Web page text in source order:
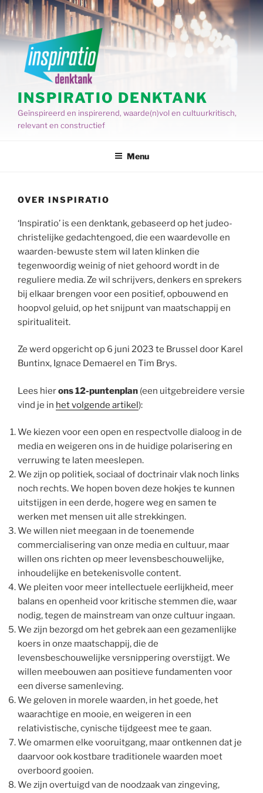
Spring
naar
de
inhoud
INSPIRATIO DENKTANK
Geïnspireerd en inspirerend, waarde(n)vol en cultuurkritisch,
relevant en constructief
Menu
OVER INSPIRATIO
‘Inspiratio’ is een denktank, gebaseerd op het judeo-
christelijke gedachtengoed, die een waardevolle en
waarden-bewuste stem wil laten klinken die
tegenwoordig weinig of niet gehoord wordt in de
reguliere media. Ze wil schrijvers, denkers en sprekers
bij elkaar brengen voor een positief, opbouwend en
hoopvol geluid, op het snijpunt van maatschappij en
spiritualiteit.
Ze werd opgericht op 6 juni 2023 te Brussel door Karel
Buntinx, Ignace Demaerel en Tim Brys.
Lees hierons 12-puntenplan (een uitgebreidere versie
vind je in het volgende artikel):
We kiezen voor een open en respectvolle dialoog in de
media en weigeren ons in de huidige polarisering en
verruwing te laten meeslepen.
We zijn op politiek, sociaal of doctrinair vlak noch links
noch rechts. We hopen boven deze hokjes te kunnen
uitstijgen in een derde, hogere weg en samen te
werken met mensen uit alle strekkingen.
We willen niet meegaan in de toenemende
commercialisering van onze media en cultuur, maar
willen ons richten op meer levensbeschouwelijke,
inhoudelijke en betekenisvolle content.
We pleiten voor meer intellectuele eerlijkheid, meer
balans en openheid voor kritische stemmen die, waar
nodig, tegen de mainstream van onze cultuur ingaan.
We zijn bezorgd om het gebrek aan een gezamenlijke
koers in onze maatschappij, die de
levensbeschouwelijke versnippering overstijgt. We
willen meebouwen aan positieve fundamenten voor
een diverse samenleving.
We geloven in morele waarden, in het goede, het
waarachtige en mooie, en weigeren in een
relativistische, cynische tijdgeest mee te gaan.
We omarmen elke vooruitgang, maar ontkennen dat je
daarvoor ook kostbare traditionele waarden moet
overboord gooien.
We zijn overtuigd van de noodzaak van zingeving,